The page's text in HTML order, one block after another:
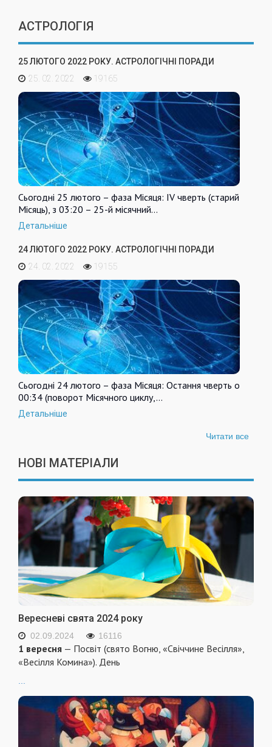
АСТРОЛОГІЯ
25 ЛЮТОГО 2022 РОКУ. АСТРОЛОГІЧНІ ПОРАДИ
25. 02. 2022
19165
Сьогодні 25 лютого – фаза Місяця: IV чверть (старий
Місяць), з 03:20 – 25-й місячний…
Детальніше
24 ЛЮТОГО 2022 РОКУ. АСТРОЛОГІЧНІ ПОРАДИ
24. 02. 2022
19155
Сьогодні 24 лютого – фаза Місяця: Остання чверть о
00:34 (поворот Місячного циклу,…
Детальніше
Читати все
НОВІ МАТЕРІАЛИ
Вересневі свята 2024 року
02.09.2024 16116
1 вересня — Посвіт (свято Вогню, «Свіччине Весілля»,
«Весілля Комина»). День
...